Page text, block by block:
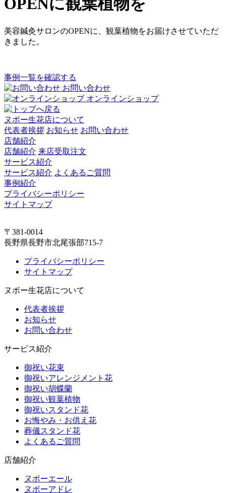
OPENに観葉植物を
美容鍼灸サロンのOPENに、観葉植物をお届けさせていただ
きました。
事例一覧を確認する
お問い合わせ
オンラインショップ
ヌボー生花店について
代表者挨拶 お知らせ お問い合わせ
店舗紹介
店舗紹介 来店受取注文
サービス紹介
サービス紹介 よくあるご質問
事例紹介
プライバシーポリシー
サイトマップ
〒381-0014
長野県長野市北尾張部715-7
プライバシーポリシー
サイトマップ
ヌボー生花店について
代表者挨拶
お知らせ
お問い合わせ
サービス紹介
御祝い花束
御祝いアレンジメント花
御祝い胡蝶蘭
御祝い観葉植物
御祝いスタンド花
お悔やみ・お供え花
葬儀スタンド花
よくあるご質問
店舗紹介
ヌボーエール
ヌボーアドレ